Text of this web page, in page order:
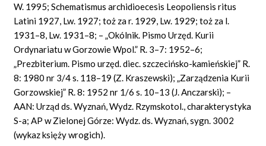
W. 1995; Schematismus archidioecesis Leopoliensis ritus
Latini 1927, Lw. 1927; toż za r. 1929, Lw. 1929; toż za l.
1931–8, Lw. 1931–8; – „Okólnik. Pismo Urzęd. Kurii
Ordynariatu w Gorzowie Wpol.” R. 3–7: 1952–6;
„Prezbiterium. Pismo urzęd. diec. szczecińsko-kamieńskiej” R.
8: 1980 nr 3/4 s. 118–19 (Z. Kraszewski); „Zarządzenia Kurii
Gorzowskiej” R. 8: 1952 nr 1/6 s. 10–13 (J. Anczarski); –
AAN: Urząd ds. Wyznań, Wydz. Rzymskotol., charakterystyka
S-a; AP w Zielonej Górze: Wydz. ds. Wyznań, sygn. 3002
(wykaz księży wrogich).